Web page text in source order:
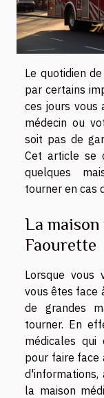
Le quotidien
par certains
ces jours vous
médecin ou
soit pas de
Cet article se
quelques
tourner en cas
La maison
Faourette
Lorsque vous
vous êtes face
de grandes
tourner. En
médicales
pour faire face
d'informations,
la maison